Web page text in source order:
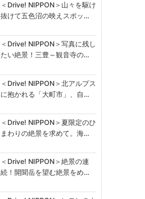
＜Drive! NIPPON＞山々を駆け
抜けて五色沼の映えスポッ…
＜Drive! NIPPON＞写真に残し
たい絶景！三豊～観音寺の…
＜Drive! NIPPON＞北アルプス
に抱かれる「大町市」、自…
＜Drive! NIPPON＞夏限定のひ
まわりの絶景を求めて。海…
＜Drive! NIPPON＞絶景の連
続！開聞岳を望む絶景をめ…